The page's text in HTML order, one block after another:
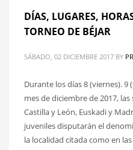
DÍAS, LUGARES,
TORNEO DE BÉJAR
SÁBADO, 02 DICIEMBRE 2017 BY
Durante los días 8 (viernes).
mes de diciembre de 2017,
Castilla y León, Euskadi y
juveniles disputarán el
la localidad citada como en